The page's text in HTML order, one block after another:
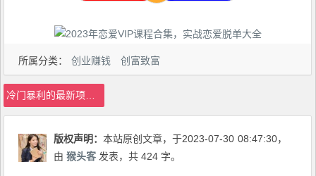
所属分类： 创业赚钱 创富致富
版权声明：本站原创文章，于2023-07-30 08:47:30，
由猴头客 发表，共 424 字。